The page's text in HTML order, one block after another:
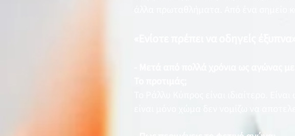
- Μετά από πολλά χρόνια ως αγώνας
Το Ράλλυ Κύπρος είναι ιδιαίτερο.